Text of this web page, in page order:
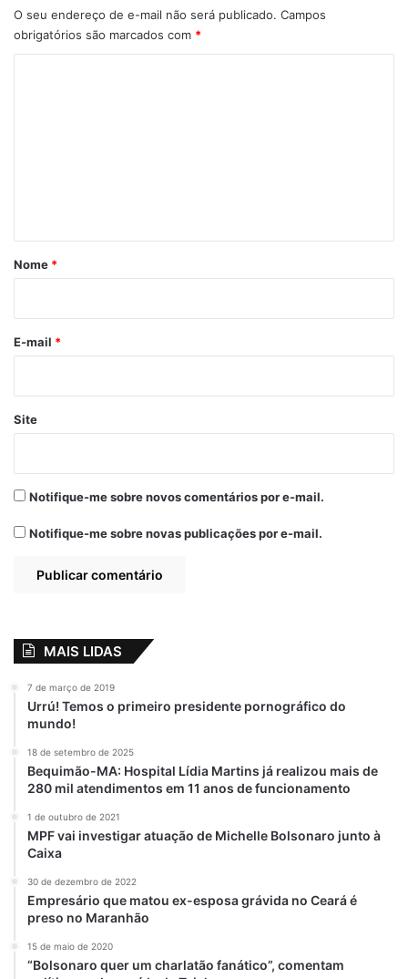
O seu endereço de e-mail não será publicado. Campos
obrigatórios são marcados com *
r
*
Nome *
E-mail *
Site
Notifique-me sobre novos comentários por e-mail.
Notifique-me sobre novas publicações por e-mail.
MAIS LIDAS
7 de março de 2019
Urrú! Temos o primeiro presidente pornográfico do
mundo!
18 de setembro de 2025
Bequimão-MA: Hospital Lídia Martins já realizou mais de
280 mil atendimentos em 11 anos de funcionamento
1 de outubro de 2021
MPF vai investigar atuação de Michelle Bolsonaro junto à
Caixa
30 de dezembro de 2022
Empresário que matou ex-esposa grávida no Ceará é
preso no Maranhão
15 de maio de 2020
“Bolsonaro quer um charlatão fanático”, comentam